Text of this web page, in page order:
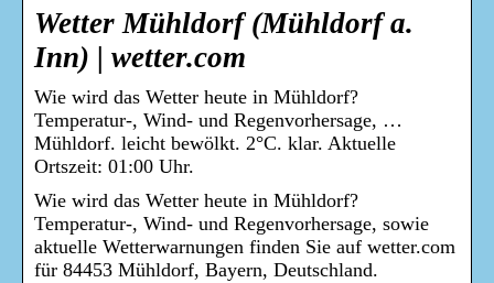
Wetter Mühldorf (Mühldorf a.
Inn) | wetter.com
Wie wird das Wetter heute in Mühldorf?
Temperatur-, Wind- und Regenvorhersage, …
Mühldorf. leicht bewölkt. 2°C. klar. Aktuelle
Ortszeit: 01:00 Uhr.
Wie wird das Wetter heute in Mühldorf?
Temperatur-, Wind- und Regenvorhersage, sowie
aktuelle Wetterwarnungen finden Sie auf wetter.com
für 84453 Mühldorf, Bayern, Deutschland.